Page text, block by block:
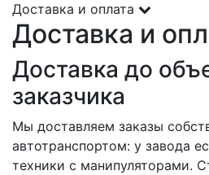
Доставка и оплата
Доставка и
Доставка до
заказчика
Мы доставляем заказы
автотранспортом: у завода
техники с манипуляторами.